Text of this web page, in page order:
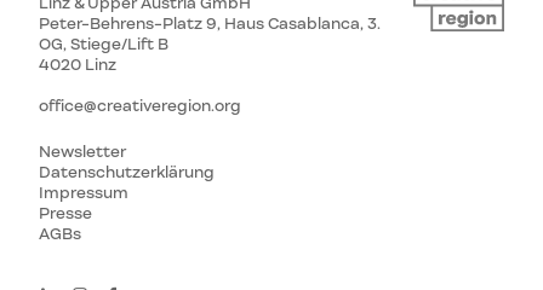
Peter-Behrens-Platz 9, Haus Casablanca, 3.
OG, Stiege/Lift B
4020 Linz
office@creativeregion.org
Newsletter
Datenschutzerklärung
Impressum
Presse
AGBs